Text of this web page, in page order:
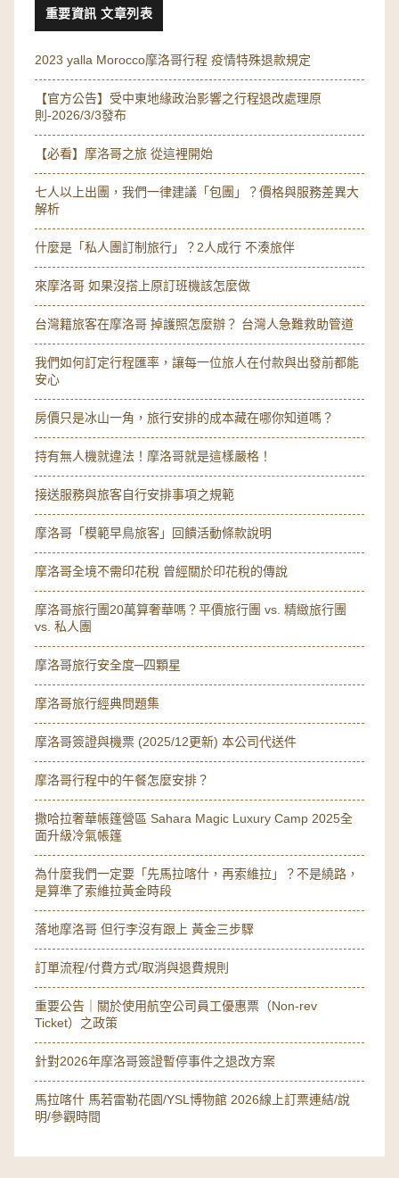
重要資訊 文章列表
2023 yalla Morocco摩洛哥行程 疫情特殊退款規定
【官方公告】受中東地緣政治影響之行程退改處理原
則-2026/3/3發布
【必看】摩洛哥之旅 從這裡開始
七人以上出團，我們一律建議「包團」？價格與服務差異大
解析
什麼是「私人團訂制旅行」？2人成行 不湊旅伴
來摩洛哥 如果沒搭上原訂班機該怎麼做
台灣籍旅客在摩洛哥 掉護照怎麼辦？ 台灣人急難救助管道
我們如何訂定行程匯率，讓每一位旅人在付款與出發前都能
安心
房價只是冰山一角，旅行安排的成本藏在哪你知道嗎？
持有無人機就違法！摩洛哥就是這樣嚴格！
接送服務與旅客自行安排事項之規範
摩洛哥「模範早鳥旅客」回饋活動條款說明
摩洛哥全境不需印花稅 曾經關於印花稅的傳說
摩洛哥旅行團20萬算奢華嗎？平價旅行團 vs. 精緻旅行團
vs. 私人團
摩洛哥旅行安全度─四顆星
摩洛哥旅行經典問題集
摩洛哥簽證與機票 (2025/12更新) 本公司代送件
摩洛哥行程中的午餐怎麼安排？
撒哈拉奢華帳篷營區 Sahara Magic Luxury Camp 2025全
面升級冷氣帳篷
為什麼我們一定要「先馬拉喀什，再索維拉」？不是繞路，
是算準了索維拉黃金時段
落地摩洛哥 但行李沒有跟上 黃金三步驟
訂單流程/付費方式/取消與退費規則
重要公告｜關於使用航空公司員工優惠票（Non-rev
Ticket）之政策
針對2026年摩洛哥簽證暫停事件之退改方案
馬拉喀什 馬若雷勒花園/YSL博物館 2026線上訂票連結/說
明/參觀時間